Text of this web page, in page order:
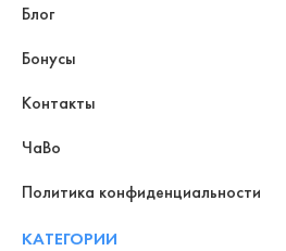
Блог
Бонусы
Контакты
ЧаВо
Политика конфиденциальности
КАТЕГОРИИ